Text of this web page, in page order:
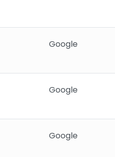
Google
Google
Google